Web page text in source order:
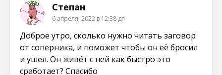
Степан
6 апреля, 2022 в 12:38 дп
Доброе утро, сколько нужно читать заговор
от соперника, и поможет чтобы он её бросил
и ушел. Он живёт с ней как быстро это
сработает? Спасибо